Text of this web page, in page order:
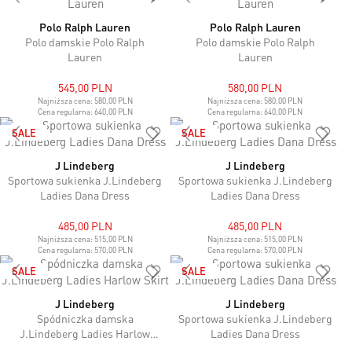
Polo Ralph Lauren
Polo damskie Polo Ralph
Lauren
545,00 PLN
Najniższa cena: 580,00 PLN
Cena regularna: 640,00 PLN
Polo Ralph Lauren
Polo damskie Polo Ralph
Lauren
580,00 PLN
Najniższa cena: 580,00 PLN
Cena regularna:640,00 PLN
SALE
J Lindeberg
Sportowa sukienka J.Lindeberg
Ladies Dana Dress
485,00 PLN
Najniższa cena: 515,00 PLN
Cena regularna: 570,00 PLN
SALE
J Lindeberg
Sportowa sukienka J.Lindeberg
Ladies Dana Dress
485,00 PLN
Najniższa cena: 515,00 PLN
Cena regularna: 570,00 PLN
SALE
J Lindeberg
Spódniczka damska
J.Lindeberg Ladies Harlow
SALE
J Lindeberg
Sportowa sukienka J.Lindeberg
Ladies Dana Dress